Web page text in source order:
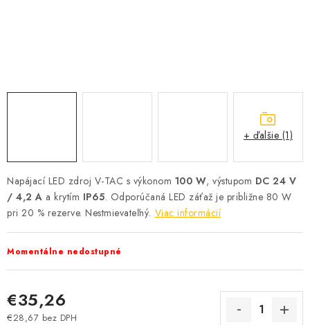
OBCHODNÉ PODMIENKY
O NÁS - MEGALED & JANTON ZÁKAMENNÉ
Reklamácie a formulár na odstúpenie od zmluvy
Podmienky ochrany osobných údajov
Napájací LED zdroj V-TAC s výkonom 100 W, výstupom DC 24 V
/ 4,2 A a krytím IP65. Odporúčaná LED záťaž je približne 80 W
pri 20 % rezerve. Nestmievateľný. Viac informácií
Momentálne nedostupné
€35,26
€28,67 bez DPH
+ ďalšie (1)